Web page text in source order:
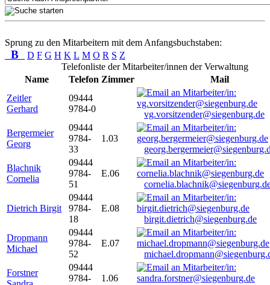
Sprung zu den Mitarbeitern mit dem Anfangsbuchstaben:
B D F G H K L M O R S Z
Telefonliste der Mitarbeiter/innen der Verwaltung
Name
Telefon Zimmer
Mail
Zeitler
Gerhard
09444
9784-0
vg.vorsitzender@siegenburg.de
Bergermeier
Georg
09444
9784-
33
1.03
Blachnik
Cornelia
09444
9784-
51
E.06
Dietrich Birgit
09444
9784-
18
E.08
birgit.dietrich@siegenburg.de
Dropmann
Michael
09444
9784-
52
E.07
Forstner
09444
9784-
1.06